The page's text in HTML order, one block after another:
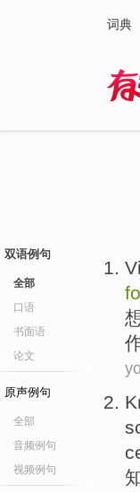
词典
双语例句
全部
口语
书面语
论文
原声例句
全部
音频例句
视频例句